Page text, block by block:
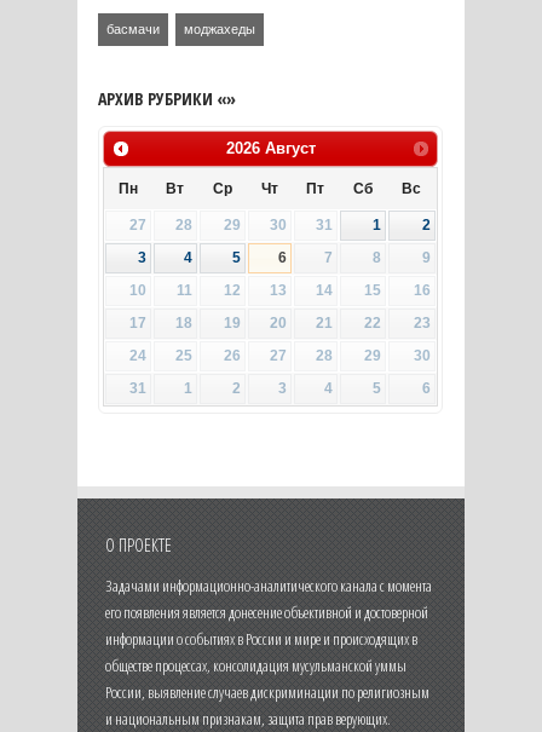
басмачи моджахеды
АРХИВ РУБРИКИ «»
2026 Август
Пн Вт Ср Чт Пт Сб Вс
27 28 29 30 31 1
2
3
4 5 6 7 8
9
10
11 12 13 14 15
16
17
18 19 20 21 22
23
24
25 26 27 28 29
30
31
1 2 3 4 5 6
О ПРОЕКТЕ
Задачами информационно-аналитического канала с момента
его появления является донесение объективной и достоверной
информации о событиях в России и мире и происходящих в
обществе процессах, консолидация мусульманской уммы
России, выявление случаев дискриминации по религиозным
и национальным признакам, защита прав верующих.